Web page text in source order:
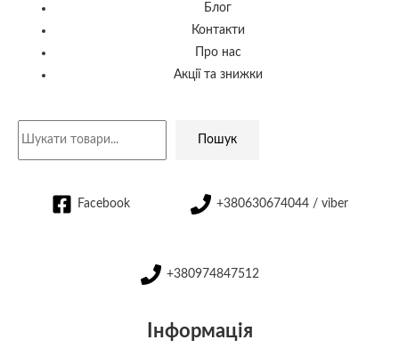
Блог
Контакти
Про нас
Акції та знижки
Пошук
Facebook +380630674044 / viber
+380974847512
Інформація